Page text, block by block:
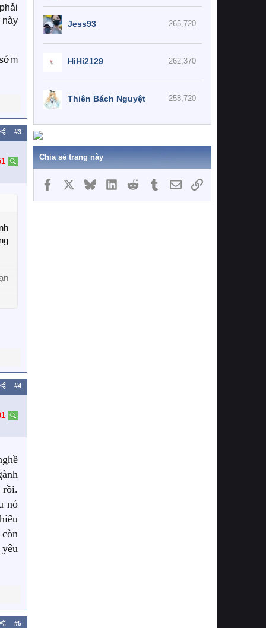
này
#3
#4
rồi.
nó
#5
265,720
Jess93
262,370
HiHi2129
258,720
Thiên Bách Nguyệt
Chia sẻ trang này
Facebook BlueskyLinkedInReddit TumblrEmailLink